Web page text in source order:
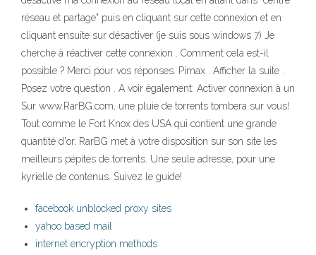
réseau et partage" puis en cliquant sur cette connexion et en
cliquant ensuite sur désactiver (je suis sous windows 7) Je
cherche à réactiver cette connexion . Comment cela est-il
possible ? Merci pour vos réponses. Pimax . Afficher la suite .
Posez votre question . A voir également: Activer connexion à un
Sur www.RarBG.com, une pluie de torrents tombera sur vous!
Tout comme le Fort Knox des USA qui contient une grande
quantité d'or, RarBG met à votre disposition sur son site les
meilleurs pépites de torrents. Une seule adresse, pour une
kyrielle de contenus. Suivez le guide!
facebook unblocked proxy sites
yahoo based mail
internet encryption methods